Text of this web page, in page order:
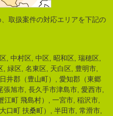
取扱案件の対応エリアを下記の
, 中村区, 中区, 昭和区, 瑞穂区,
緑区, 名東区, 天白区, 豊明市,
井郡（豊山町）, 愛知郡（東郷
旭市, 長久手市津島市, 愛西市,
江町 飛島村）, 一宮市, 稲沢市,
口町 扶桑町）, 半田市, 常滑市,